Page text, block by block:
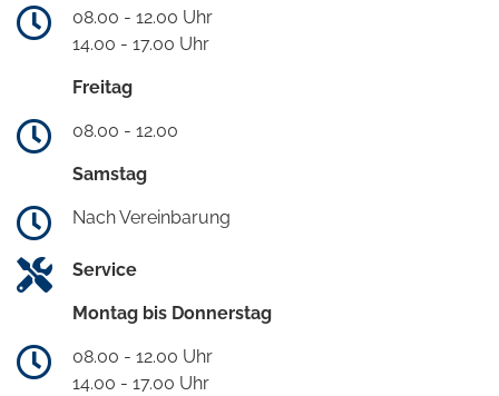
08.00 - 12.00 Uhr
14.00 - 17.00 Uhr
Freitag
08.00 - 12.00
Samstag
Nach Vereinbarung
Service
Montag bis Donnerstag
08.00 - 12.00 Uhr
14.00 - 17.00 Uhr